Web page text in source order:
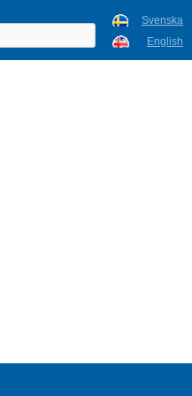
Svenska
English